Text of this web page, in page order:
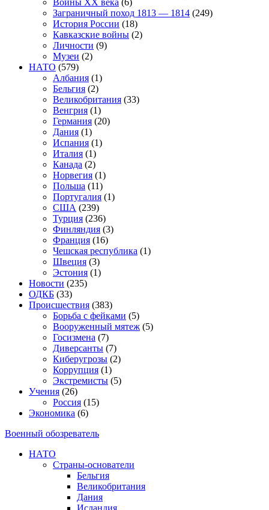
Войны XX века (6)
Заграничный поход 1813 — 1814 (249)
История России (18)
Кавказские войны (2)
Личности (9)
Музеи (2)
НАТО (579)
Албания (1)
Бельгия (2)
Великобритания (33)
Венгрия (1)
Германия (20)
Дания (1)
Испания (1)
Италия (1)
Канада (2)
Норвегия (1)
Польша (11)
Португалия (1)
США (239)
Турция (236)
Финляндия (3)
Франция (16)
Чешская республика (1)
Швеция (3)
Эстония (1)
Новости (235)
ОДКБ (33)
Происшествия (383)
Борьба с фейками (5)
Вооруженный мятеж (5)
Госизмена (7)
Диверсанты (7)
Киберугрозы (2)
Коррупция (1)
Экстремисты (5)
Учения (26)
Россия (15)
Экономика (6)
Военный обозреватель
НАТО
Страны-основатели
Бельгия
Великобритания
Дания